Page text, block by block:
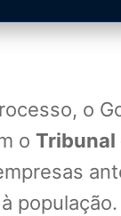
o
o Tribunal
população.